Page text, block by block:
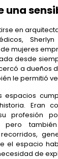
una
en
mujeres
desde
a dueños
le permitió
espacios
Eran
profesión
pero
el espacio
de